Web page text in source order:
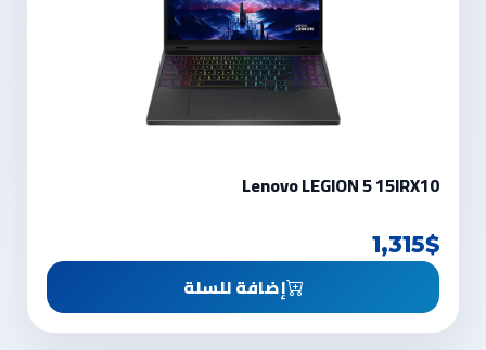
Lenovo LEGION 5 15IRX10
1,315$
إضافة للسلة